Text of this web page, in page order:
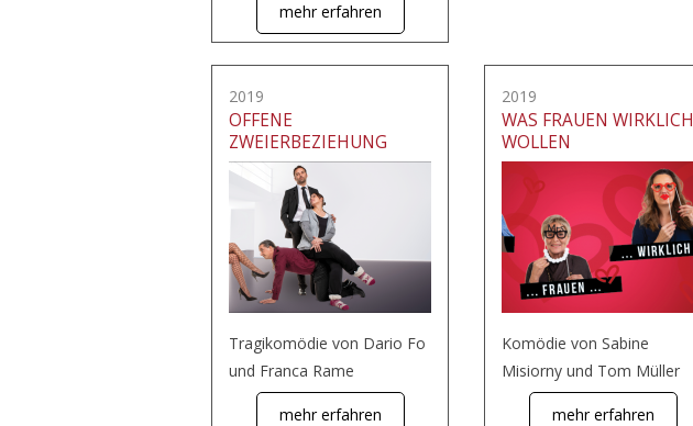
mehr erfahren
2019
OFFENE
ZWEIERBEZIEHUNG
Tragikomödie von Dario Fo
und Franca Rame
mehr erfahren
2019
WAS FRAUEN WIRKLICH
WOLLEN
Komödie von Sabine
Misiorny und Tom Müller
mehr erfahren